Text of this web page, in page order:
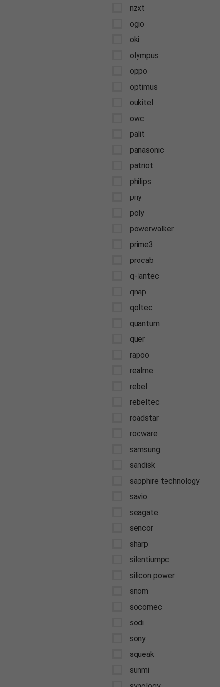
nzxt
ogio
oki
olympus
oppo
optimus
oukitel
owc
palit
panasonic
patriot
philips
pny
poly
powerwalker
prime3
procab
q-lantec
qnap
qoltec
quantum
quer
rapoo
realme
rebel
rebeltec
roadstar
rocware
samsung
sandisk
sapphire technology
savio
seagate
sencor
sharp
silentiumpc
silicon power
snom
socomec
sodi
sony
squeak
sunmi